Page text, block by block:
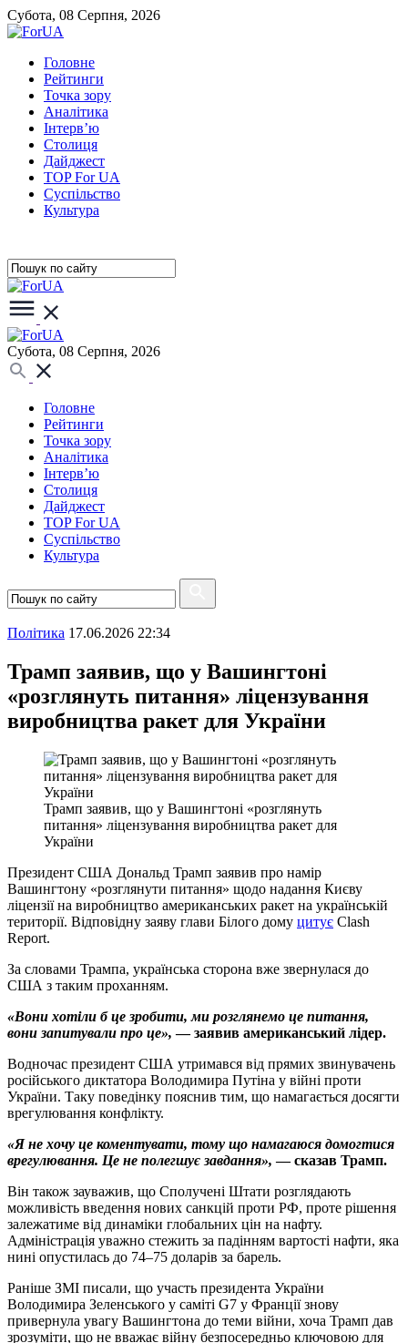
Субота, 08 Серпня, 2026
Головне
Рейтинги
Точка зору
Аналітика
Інтерв’ю
Столиця
Дайджест
TOP For UA
Суспiльство
Культура
Субота, 08 Серпня, 2026
Головне
Рейтинги
Точка зору
Аналітика
Інтерв’ю
Столиця
Дайджест
TOP For UA
Суспiльство
Культура
Полiтика 17.06.2026 22:34
Трамп заявив, що у Вашингтоні
«розглянуть питання» ліцензування
виробництва ракет для України
Трамп заявив, що у Вашингтоні «розглянуть
питання» ліцензування виробництва ракет для
України
Президент США Дональд Трамп заявив про намір
Вашингтону «розглянути питання» щодо надання Києву
ліцензії на виробництво американських ракет на українській
території. Відповідну заяву глави Білого дому цитує Clash
Report.
За словами Трампа, українська сторона вже звернулася до
США з таким проханням.
«Вони хотіли б це зробити, ми розглянемо це питання,
вони запитували про це», — заявив американський лідер.
Водночас президент США утримався від прямих звинувачень
російського диктатора Володимира Путіна у війні проти
України. Таку поведінку пояснив тим, що намагається досягти
врегулювання конфлікту.
«Я не хочу це коментувати, тому що намагаюся домогтися
врегулювання. Це не полегшує завдання», — сказав Трамп.
Він також зауважив, що Сполучені Штати розглядають
можливість введення нових санкцій проти РФ, проте рішення
залежатиме від динаміки глобальних цін на нафту.
Адміністрація уважно стежить за падінням вартості нафти, яка
нині опустилась до 74–75 доларів за барель.
Раніше ЗМІ писали, що участь президента України
Володимира Зеленського у саміті G7 у Франції знову
привернула увагу Вашингтона до теми війни, хоча Трамп дав
зрозуміти, що не вважає війну безпосередньо ключовою для